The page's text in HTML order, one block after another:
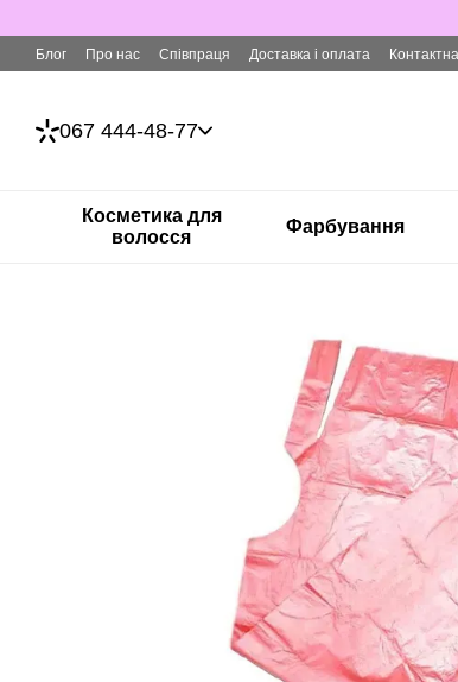
Блог Про нас Співпраця Доставка і оплата
067 444-48-77
Косметика для
волосся
Фарбування